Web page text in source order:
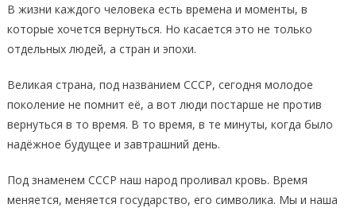
В жизни каждого человека есть времена и моменты, в
которые хочется вернуться. Но касается это не только
отдельных людей, а стран и эпохи.
Великая страна, под названием СССР, сегодня молодое
поколение не помнит её, а вот люди постарше не против
вернуться в то время. В то время, в те минуты, когда было
надёжное будущее и завтрашний день.
Под знаменем СССР наш народ проливал кровь. Время
меняется, меняется государство, его символика. Мы и наша